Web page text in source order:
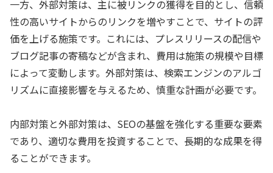
一方、外部対策は、主に被リンクの獲得を目的とし、信頼
性の高いサイトからのリンクを増やすことで、サイトの評
価を上げる施策です。これには、プレスリリースの配信や
ブログ記事の寄稿などが含まれ、費用は施策の規模や目標
によって変動します。外部対策は、検索エンジンのアルゴ
リズムに直接影響を与えるため、慎重な計画が必要です。
内部対策と外部対策は、SEOの基盤を強化する重要な要素
であり、適切な費用を投資することで、長期的な成果を得
ることができます。